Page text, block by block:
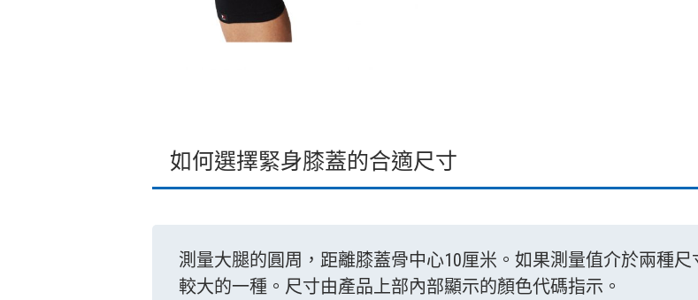
如何選擇緊身膝蓋的合適尺寸
測量大腿的圓周，距離膝蓋骨中心10厘米。如果測量值介於兩種
較大的一種。尺寸由產品上部內部顯示的顏色代碼指示。